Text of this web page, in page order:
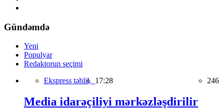
Gündəmdə
Yeni
Populyar
Redaktorun seçimi
Ekspress təhlil, 17:28 246
Media idarəçiliyi mərkəzləşdirilir